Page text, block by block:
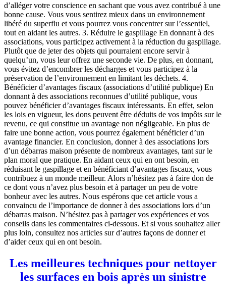
d’alléger votre conscience en sachant que vous avez contribué à une
bonne cause. Vous vous sentirez mieux dans un environnement
libéré du superflu et vous pourrez vous concentrer sur l’essentiel,
tout en aidant les autres. 3. Réduire le gaspillage En donnant à des
associations, vous participez activement à la réduction du gaspillage.
Plutôt que de jeter des objets qui pourraient encore servir à
quelqu’un, vous leur offrez une seconde vie. De plus, en donnant,
vous évitez d’encombrer les décharges et vous participez à la
préservation de l’environnement en limitant les déchets. 4.
Bénéficier d’avantages fiscaux (associations d’utilité publique) En
donnant à des associations reconnues d’utilité publique, vous
pouvez bénéficier d’avantages fiscaux intéressants. En effet, selon
les lois en vigueur, les dons peuvent être déduits de vos impôts sur le
revenu, ce qui constitue un avantage non négligeable. En plus de
faire une bonne action, vous pourrez également bénéficier d’un
avantage financier. En conclusion, donner à des associations lors
d’un débarras maison présente de nombreux avantages, tant sur le
plan moral que pratique. En aidant ceux qui en ont besoin, en
réduisant le gaspillage et en bénéficiant d’avantages fiscaux, vous
contribuez à un monde meilleur. Alors n’hésitez pas à faire don de
ce dont vous n’avez plus besoin et à partager un peu de votre
bonheur avec les autres. Nous espérons que cet article vous a
convaincu de l’importance de donner à des associations lors d’un
débarras maison. N’hésitez pas à partager vos expériences et vos
conseils dans les commentaires ci-dessous. Et si vous souhaitez aller
plus loin, consultez nos articles sur d’autres façons de donner et
d’aider ceux qui en ont besoin.
Les meilleures techniques pour nettoyer
les surfaces en bois après un sinistre